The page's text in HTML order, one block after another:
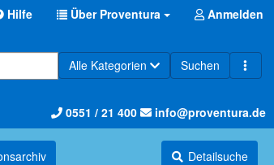
Hilfe Über Proventura Anmelden
Alle Kategorien Suchen
0551 / 21 400 info@proventura.de
Detailsuche